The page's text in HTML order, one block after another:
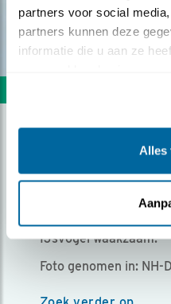
partners voor social
partners kunnen deze
informatie die u aan ze
Alles
IJsvogel waakzaam.
Foto genomen in: